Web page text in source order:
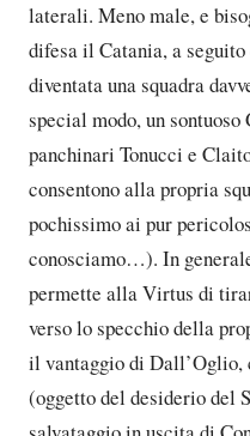
laterali. Meno male, e
difesa il Catania, a
diventata una squadra
special modo, un
panchinari Tonucci e
consentono alla propria
pochissimo ai pur
conosciamo…). In
permette alla Virtus di
verso lo specchio della
il vantaggio di Dall’Oglio,
(oggetto del desiderio del